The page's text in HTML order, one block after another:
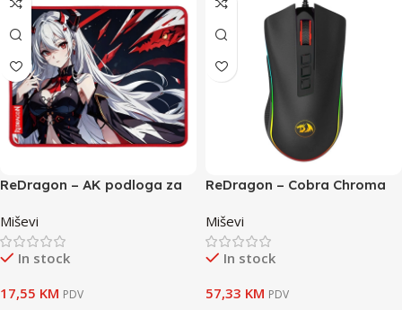
ReDragon – AK podloga za
Miševi
In stock
17,55 KM PDV
ReDragon – Cobra Chroma
Miševi
In stock
57,33 KM PDV